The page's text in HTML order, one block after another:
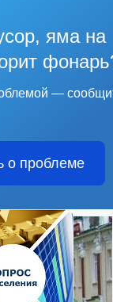
яма на
—
о проблеме